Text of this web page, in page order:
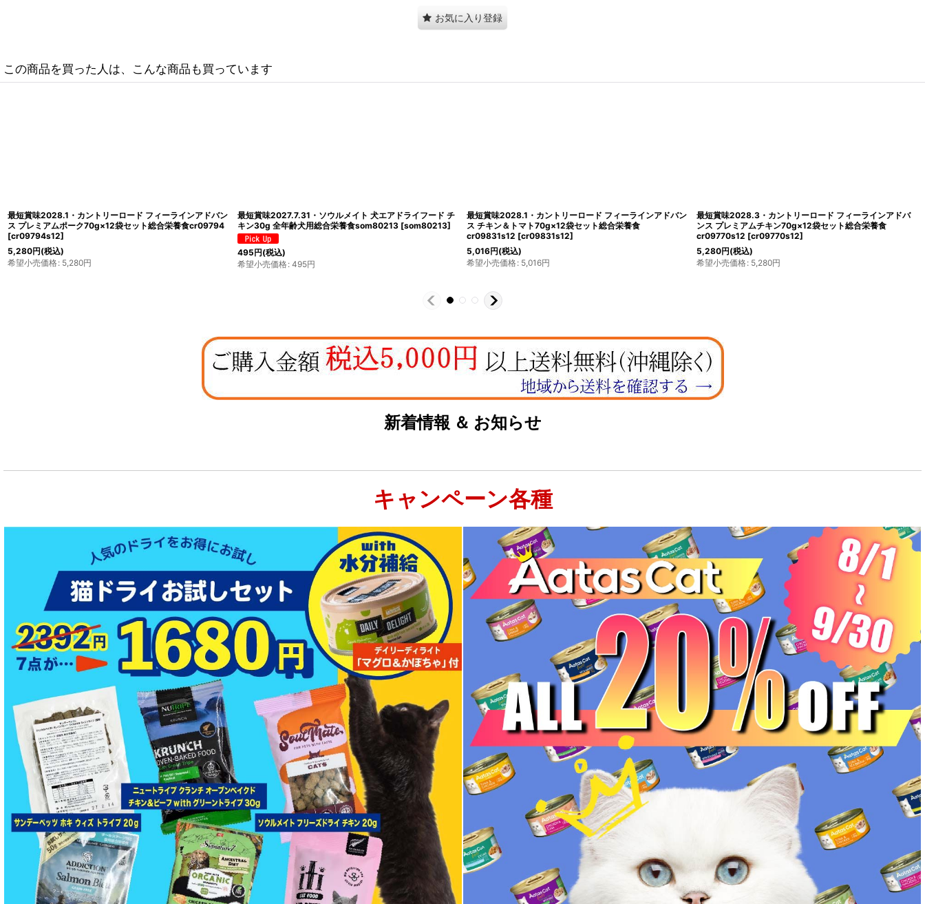
お気に入り登録
この商品を買った人は、こんな商品も買っています
最短賞味2027.3・カントリーロード フィーラインアドバン
ス プレミアムポーク70g全年齢猫用ウェット総合栄養食
cr09794 [cr09794
462円(税込)
希望小売価格: 462円
最短賞味2027.7・カントリーロード フィーラインアドバン
ス チキン&ベジタブル70g成猫シニア猫用 総合栄養食
cr09817 [cr09817
440円(税込)
希望小売価格: 440円
最短賞味2027.11・カントリーロード おいしい腸活 チキン
50g成猫シニア猫用 総合栄養食cr13241 [cr13241
495円(税込)
希望小売価格:
最短賞味2028.1・カントリーロード フィーラインアドバン
ス チキン＆トマト70g成猫シニア猫用 総合栄養食cr09831
[cr09831]
440円(税込)
希望小売価格: 440円
新着情報 ＆ お知らせ
キャンペーン各種